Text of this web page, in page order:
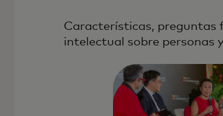
Características, preguntas
intelectual sobre personas